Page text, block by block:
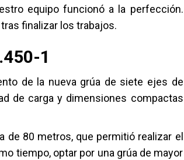
equipo funcionó a la perfección.
finalizar los trabajos.
1
de la nueva grúa de siete ejes de
de carga y dimensiones compactas
80 metros, que permitió realizar el
tiempo, optar por una grúa de mayor